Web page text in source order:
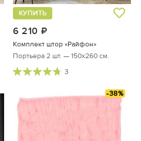
6 210
КУПИТЬ
Комплект штор «Райфон»
Портьера 2 шт. — 150х260 см.
3
-38%